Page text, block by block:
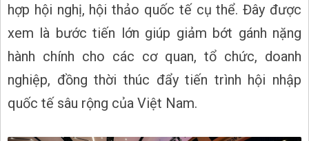
hợp hội nghị, hội thảo quốc tế cụ thể. Đây được
xem là bước tiến lớn giúp giảm bớt gánh nặng
hành chính cho các cơ quan, tổ chức, doanh
nghiệp, đồng thời thúc đẩy tiến trình hội nhập
quốc tế sâu rộng của Việt Nam.